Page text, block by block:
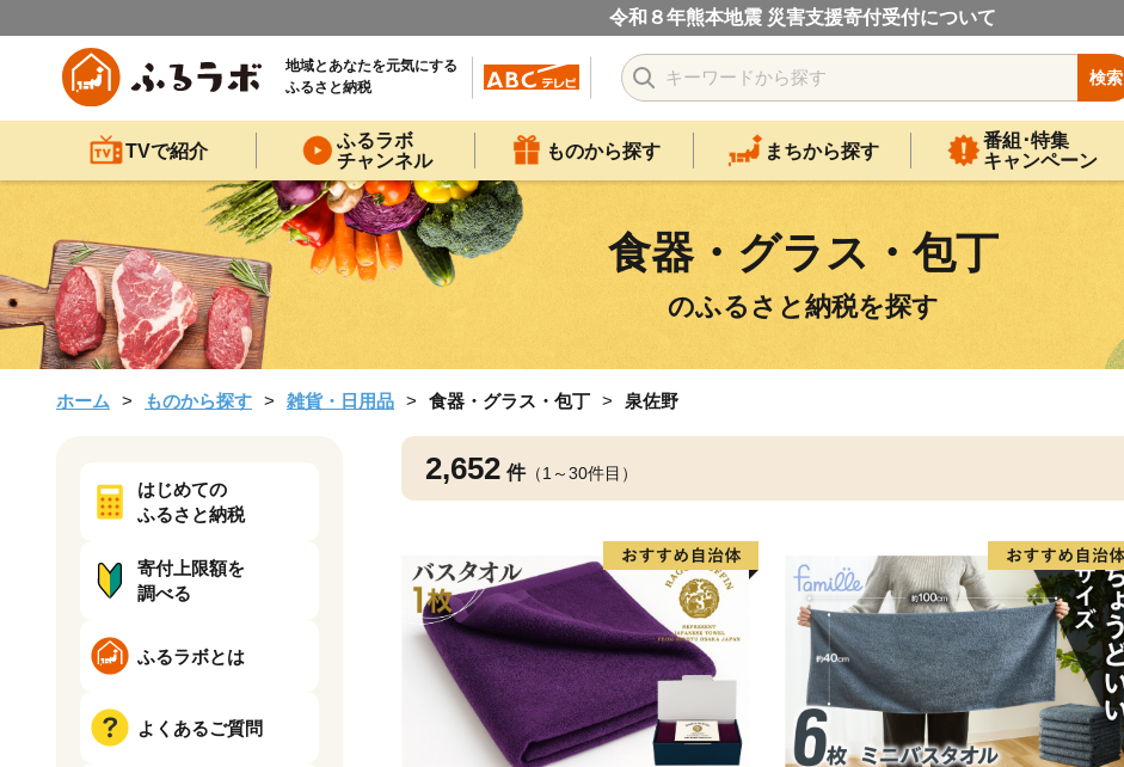
令和８年熊本地震 災害支援寄付受付について
地域とあなたを元気にする
ふるさと納税
検索
TVで紹介
ふるラボ
チャンネル
ものから探す まちから探す
番組･特集
キャンペーン
食器・グラス・包丁
のふるさと納税を探す
ホーム ものから探す 雑貨・日用品 食器・グラス・包丁 泉佐野
2,652 件（1～30件目）
はじめての
ふるさと納税
寄付上限額を
調べる
ふるラボとは
よくあるご質問